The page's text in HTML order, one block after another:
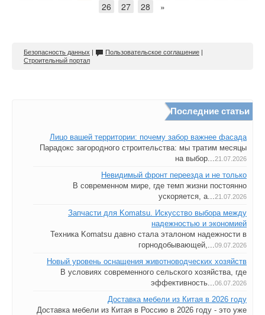
26
27 28 »
Безопасность данных | Пользовательское соглашение |
Строительный портал
Последние статьи
Лицо вашей территории: почему забор важнее фасада
Парадокс загородного строительства: мы тратим месяцы
на выбор...21.07.2026
Невидимый фронт переезда и не только
В современном мире, где темп жизни постоянно
ускоряется, а...21.07.2026
Запчасти для Komatsu. Искусство выбора между
надежностью и экономией
Техника Komatsu давно стала эталоном надежности в
горнодобывающей,...09.07.2026
Новый уровень оснащения животноводческих хозяйств
В условиях современного сельского хозяйства, где
эффективность...06.07.2026
Доставка мебели из Китая в 2026 году
Доставка мебели из Китая в Россию в 2026 году - это уже